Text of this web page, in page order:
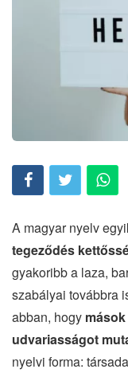
A magyar nyelv
tegeződés
gyakoribb a laza,
szabályai továbbra
abban, hogy
udvariasságot
nyelvi forma: